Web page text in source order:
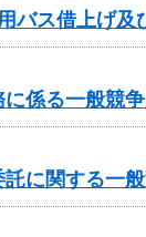
バス借上げ
係る一般競
に関する一